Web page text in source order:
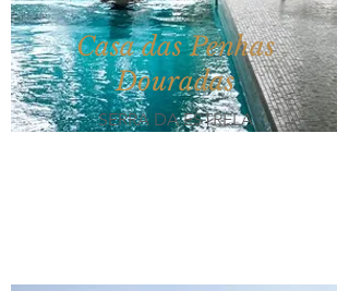
Casa das Penhas
Douradas
SERRA DA ESTRELA